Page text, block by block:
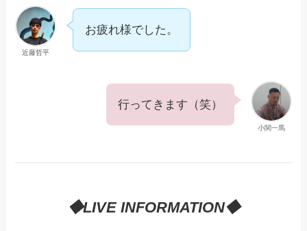
近藤哲平
お疲れ様でした。
小関一馬
行ってきます（笑）
◆LIVE INFORMATION◆